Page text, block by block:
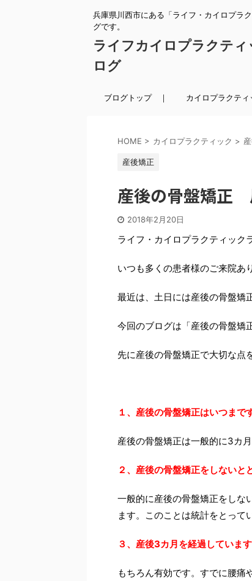
兵庫県川西市にある「ライフ・カイロプラ
グです。
ライフカイロプラクテ
ログ
ブログトップ ｜ カイロプラクテ
HOME > カイロプラクティック >
産後矯正
産後の骨盤矯正
2018年2月20日
ライフ・カイロプラクティック
いつも多くの患者様のご来院あ
最近は、土日には産後の骨盤矯
今回のブログは「産後の骨盤矯
先に産後の骨盤矯正で大切な点
１、産後の骨盤矯正はいつまで
産後の骨盤矯正は一般的に3カ
２、産後の骨盤矯正をしないと
一般的に産後の骨盤矯正をしな
ます。このことは統計をとって
３、産後3カ月を経過していま
もちろん有効です。すでに腰痛